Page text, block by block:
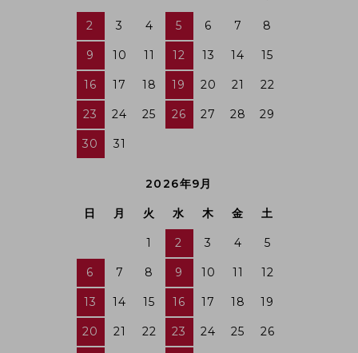
2 3 4 5 6 7 8
9 10 11 12 13 14 15
16 17 18 19 20 21 22
23 24 25 26 27 28 29
30 31
2026年9月
日 月 火 水 木 金 土
1 2 3 4 5
6 7 8 9 10 11 12
13 14 15 16 17 18 19
20 21 22 23 24 25 26